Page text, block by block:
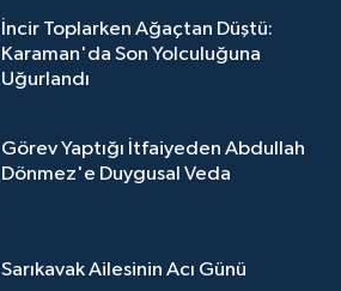
İncir Toplarken Ağaçtan Düştü:
Karaman'da Son Yolculuğuna
Uğurlandı
Görev Yaptığı İtfaiyeden Abdullah
Dönmez'e Duygusal Veda
Sarıkavak Ailesinin Acı Günü